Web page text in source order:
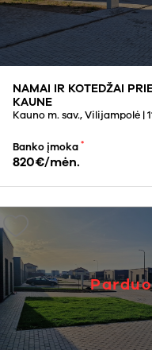
NAMAI IR KOTEDŽAI
KAUNE
Kauno m. sav., Vilijampolė |
Banko įmoka *
820€/mėn.